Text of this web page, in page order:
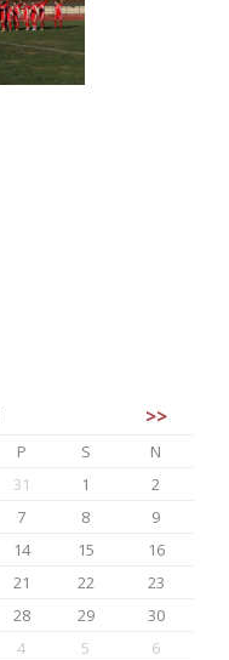
>>
P S
N
31 1
2
7 8
9
14 15
16
21 22
23
28 29
30
4 5 6